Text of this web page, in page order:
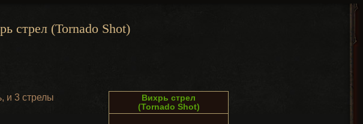
стрел (Tornado Shot)
и 3 стрелы
Вихрь стрел
(Tornado Shot)